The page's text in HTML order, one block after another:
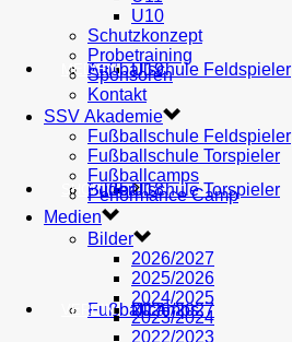
AH U19
U18
U17
Fußballschule Feldspieler
Fußballschule Torspieler
Fußballcamps
MEDIEN
Bilder
2026/2027
SHOP
VEREIN
U10
Schutzkonzept
Probetraining
Sponsoren
Kontakt
SSV Akademie
Fußballschule Feldspieler
Fußballschule Torspieler
Fußballcamps
Performance Camp
Medien
Bilder
2026/2027
2025/2026
2024/2025
2023/2024
2022/2023